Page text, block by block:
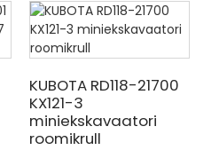
KUBOTA RD118-21700
KX121-3
miniekskavaatori
roomikrull